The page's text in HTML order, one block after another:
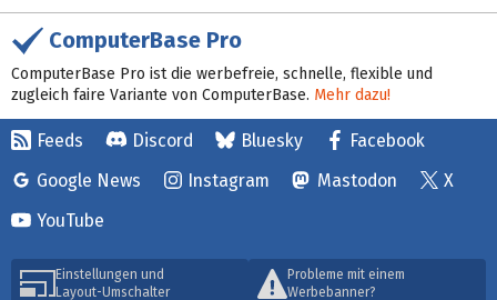
ComputerBase Pro
ComputerBase Pro ist die werbefreie, schnelle, flexible und
zugleich faire Variante von ComputerBase. Mehr dazu!
Feeds Discord Bluesky
Facebook
Google News
Instagram Mastodon
X
YouTube
Einstellungen und
Layout-Umschalter
Probleme mit einem
Werbebanner?